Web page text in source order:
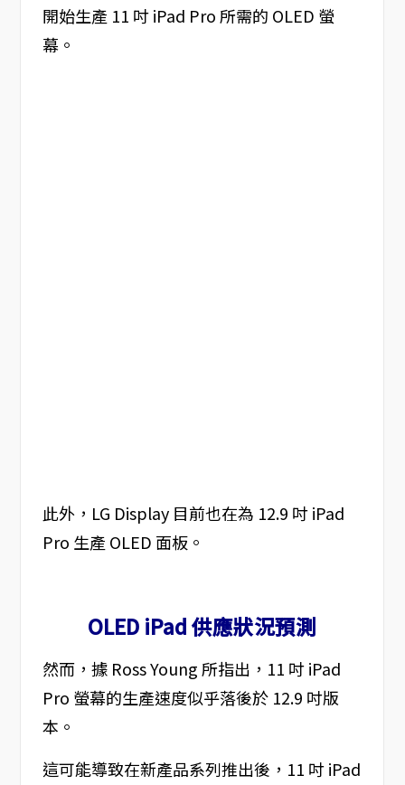
開始生產 11 吋 iPad Pro 所需的 OLED 螢
幕。
此外，LG Display 目前也在為 12.9 吋 iPad
Pro 生產 OLED 面板。
OLED iPad 供應狀況預測
然而，據 Ross Young 所指出，11 吋 iPad
Pro 螢幕的生產速度似乎落後於 12.9 吋版
本。
這可能導致在新產品系列推出後，11 吋 iPad